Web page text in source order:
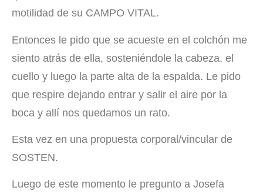
motilidad de su CAMPO VITAL.
Entonces le pido que se acueste en el colchón me
siento atrás de ella, sosteniéndole la cabeza, el
cuello y luego la parte alta de la espalda. Le pido
que respire dejando entrar y salir el aire por la
boca y allí nos quedamos un rato.
Esta vez en una propuesta corporal/vincular de
SOSTEN.
Luego de este momento le pregunto a Josefa